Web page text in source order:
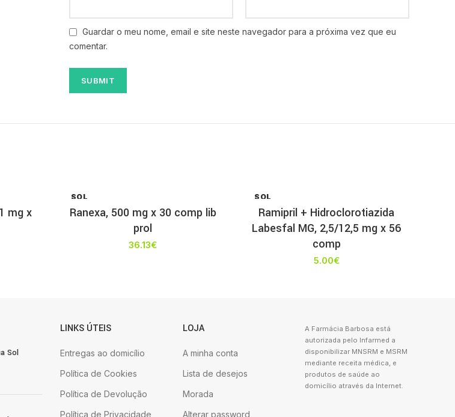
Guardar o meu nome, email e site neste navegador para a próxima vez que eu
comentar.
mg x
SOL
T
Ranexa, 500 mg x 30 comp lib
prol
36.13€
SOL
T
Ramipril + Hidroclorotiazida
Labesfal MG, 2,5/12,5 mg x 56
comp
5.00€
Sol
LINKS ÚTEIS
Entregas ao domicílio
Política de Cookies
Política de Devolução
Política de Privacidade
LOJA
A minha conta
Lista de desejos
Morada
Alterar password
A Farmácia Barbosa está
autorizada pelo Infarmed a
disponibilizar MNSRM e MSRM
mediante receita médica, e
produtos de saúde ao
domicílio através da Internet.